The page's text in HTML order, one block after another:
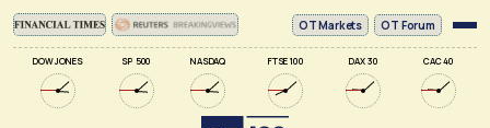
DOW JONES SP 500 NASDAQ FTSE 100 DAX 30 CAC 40
ΟΤ Markets OT Forum